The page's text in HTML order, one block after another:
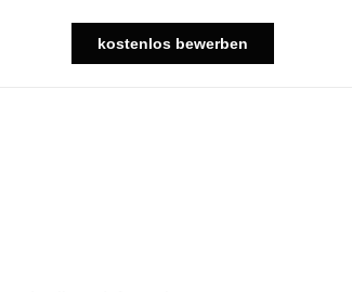
kostenlos bewerben